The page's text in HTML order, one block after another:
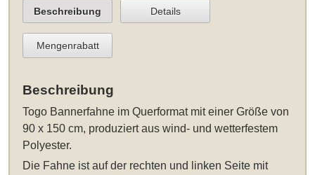
Beschreibung Details
Mengenrabatt
Beschreibung
Togo Bannerfahne im Querformat mit einer Größe von
90 x 150 cm, produziert aus wind- und wetterfestem
Polyester.
Die Fahne ist auf der rechten und linken Seite mit